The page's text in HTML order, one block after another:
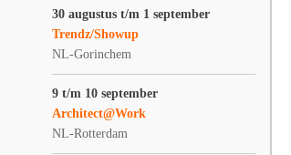
30 augustus t/m 1 september
Trendz/Showup
NL-Gorinchem
9 t/m 10 september
Architect@Work
NL-Rotterdam